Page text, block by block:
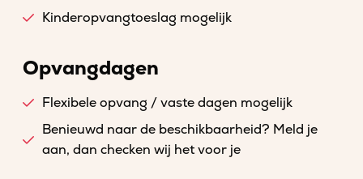
Kinderopvangtoeslag mogelijk
Opvangdagen
Flexibele opvang / vaste dagen mogelijk
Benieuwd naar de beschikbaarheid? Meld je
aan, dan checken wij het voor je